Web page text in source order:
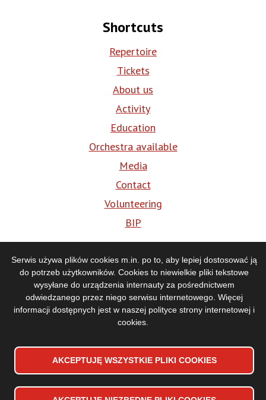
Serwis używa plików cookies m.in. po to, aby lepiej dostosować ją
do potrzeb użytkowników. Cookies to niewielkie pliki tekstowe
wysyłane do urządzenia internauty za pośrednictwem
odwiedzanego przez niego serwisu internetowego. Więcej
informacji dostępnych jest w naszej polityce strony internetowej i
cookies
AKCEPTUJĘ WSZYSTKIE PLIKI COOKIES
WYCOFAJ ZGODĘ NA PLIKI COOKIES
Shortcuts
Repertoire
Tickets
About us
Activity
Education
Orchestra available
Media
Contact
Volunteering
BIP
Media
Stopka
Sitemap